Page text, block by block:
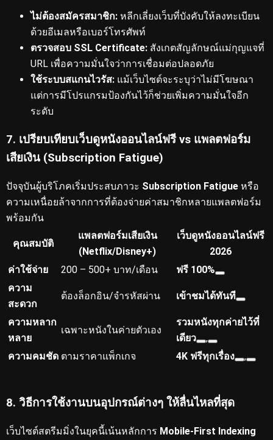
ไม่ต้องสมัครสมาชิก: หลีกเลี่ยงเว็บที่บังคับให้ลงทะเบียน
ด้วยอีเมลหรือเบอร์โทรศัพท์
ตรวจสอบ SSL Certificate: สังเกตสัญลักษณ์แม่กุญแจที่
URL เพื่อความมั่นใจว่าการเชื่อมต่อปลอดภัย
ใช้ระบบสแกนไวรัส: แม้เว็บไซต์จะระบุว่าไม่มีโฆษณา
แต่การมีโปรแกรมป้องกันไว้ก็ช่วยเพิ่มความมั่นใจอีก
ระดับ
7. เปรียบเทียบเว็บดูหนังออนไลน์ฟรี vs แพลตฟอร์ม
เสียเงิน (Subscription Fatigue)
ปัจจุบันผู้บริโภคเริ่มประสบภาวะ Subscription Fatigue หรือ
ความเหนื่อยล้าจากการที่ต้องจ่ายค่าสมาชิกหลายแพลตฟอร์ม
พร้อมกัน
คุณสมบัติ
แพลตฟอร์มเสียเงิน
(Netflix/Disney+)
เว็บดูหนังออนไลน์ฟรี
2026
ค่าใช้จ่าย
200 – 500+ บาท/เดือน
ฟรี 100%
ความ
สะดวก
ต้องล็อกอิน/จำรหัสผ่าน เข้าชมได้ทันที
ความหลาก
หลาย
เฉพาะหนังในค่ายตัวเอง
รวมหนังทุกค่ายไว้ที่
เดียว
,
ความคมชัด ตามราคาแพ็กเกจ 4K ฟรีทุกเรื่อง ,
8. วิธีการใช้งานบนอุปกรณ์ต่างๆ ให้ลื่นไหลที่สุด
เว็บไซต์สตรีมมิ่งในยุคนี้เน้นหลักการ Mobile-First Indexing